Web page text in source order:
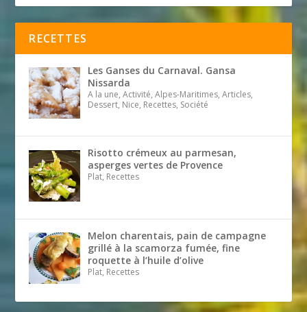
RECETTES
Les Ganses du Carnaval. Gansa
Nissarda
A la une, Activité, Alpes-Maritimes, Articles,
Dessert, Nice, Recettes, Société
Risotto crémeux au parmesan,
asperges vertes de Provence
Plat, Recettes
Melon charentais, pain de campagne
grillé à la scamorza fumée, fine
roquette à l’huile d’olive
Plat, Recettes